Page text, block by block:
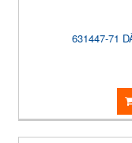
631447-71